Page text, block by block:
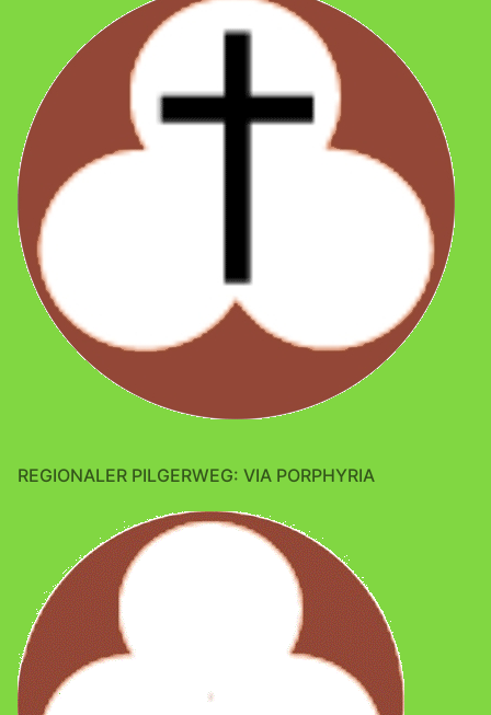
REGIONALER PILGERWEG: VIA PORPHYRIA